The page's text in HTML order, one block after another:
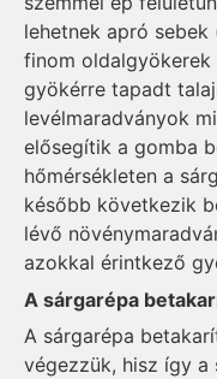
lehetnek apró
finom
gyökérre tapadt
levélmaradványok
elősegítik a gomba
hőmérsékleten a
később következik
lévő
azokkal érintkező
A sárgarépa
A sárgarépa
végezzük, hisz így